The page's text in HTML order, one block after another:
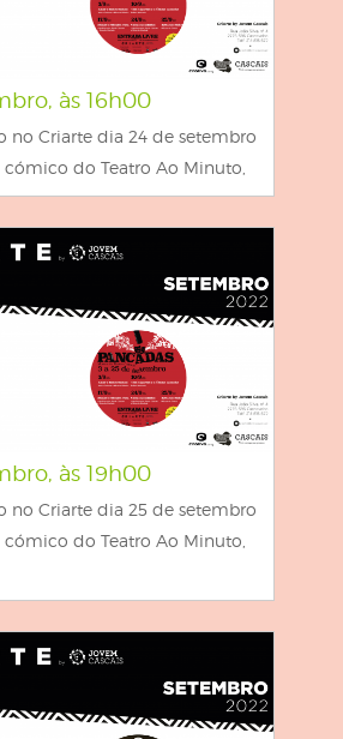
às 16h00
no Criarte dia 24 de setembro
do Teatro Ao Minuto,
às 19h00
no Criarte dia 25 de setembro
do Teatro Ao Minuto,